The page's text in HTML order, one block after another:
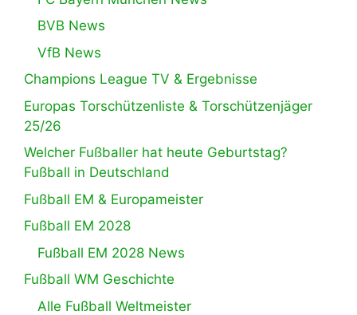
BVB News
VfB News
Champions League TV & Ergebnisse
Europas Torschützenliste & Torschützenjäger
25/26
Welcher Fußballer hat heute Geburtstag?
Fußball in Deutschland
Fußball EM & Europameister
Fußball EM 2028
Fußball EM 2028 News
Fußball WM Geschichte
Alle Fußball Weltmeister